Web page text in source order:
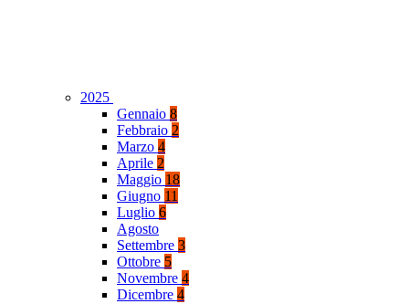
2025
Gennaio 8
Febbraio 2
Marzo 4
Aprile 2
Maggio 18
Giugno 11
Luglio 6
Agosto
Settembre 3
Ottobre 5
Novembre 4
Dicembre 4